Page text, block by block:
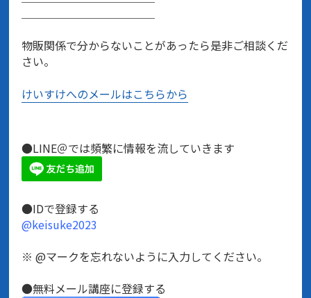
物販関係で分からないことがあったら是非ご相談くだ
さい。
けいすけへのメールはこちらから
●LINE＠では頻繁に情報を流していきます
●IDで登録する
@keisuke2023
※ @マークを忘れないように入力してください。
●無料メール講座に登録する